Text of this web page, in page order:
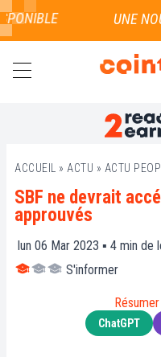
ACCUEIL » ACTU » ACTU
SBF ne devrait
approuvés
lun 06 Mar 2023 ▪ 4 min de
S'informer
ChatGPT